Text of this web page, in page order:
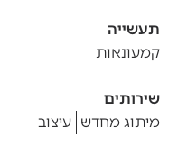
תעשייה
קמעונאות
שירותים
מיתוג מחדש עיצוב